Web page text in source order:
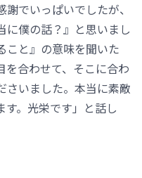
でいっぱいでしたが、
に僕の話？』と思いまし
こと』の意味を聞いた
を合わせて、そこに合わ
さいました。本当に素敵
。光栄です」と話し